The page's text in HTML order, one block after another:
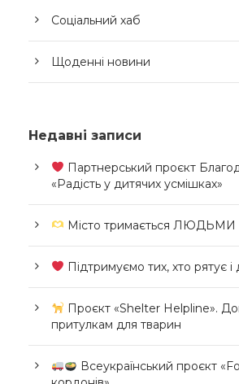
Соціальний хаб
Щоденні новини
Недавні записи
Партнерський проєкт
«Радість у дитячих усмішках»
Місто тримається ЛЮДЬМИ
Підтримуємо тих, хто рятує
Проєкт «Shelter Helpline».
притулкам для тварин
Всеукраїнський проєкт